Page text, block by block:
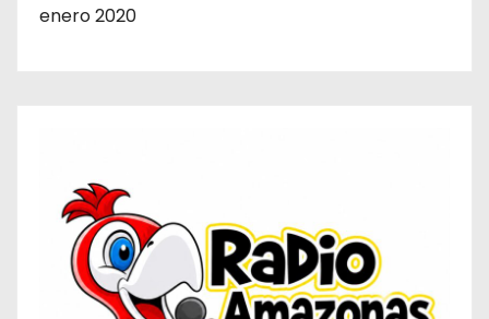
enero 2020